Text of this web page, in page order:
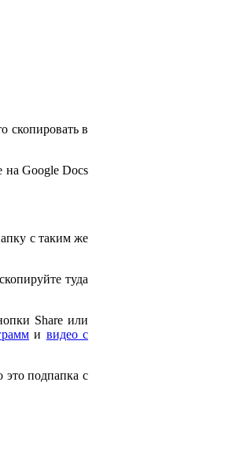
скопировать в
на Google Docs
с таким же
туда
Share или
и видео с
это подпапка с